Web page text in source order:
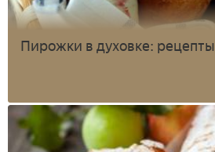
Пирожки в духовке: рецепты